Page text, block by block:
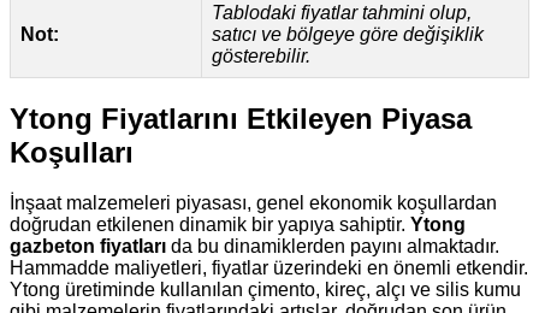
Not:
Tablodaki fiyatlar tahmini olup,
satıcı ve bölgeye göre değişiklik
gösterebilir.
Ytong Fiyatlarını Etkileyen Piyasa
Koşulları
İnşaat malzemeleri piyasası, genel ekonomik koşullardan
doğrudan etkilenen dinamik bir yapıya sahiptir. Ytong
gazbeton fiyatları da bu dinamiklerden payını almaktadır.
Hammadde maliyetleri, fiyatlar üzerindeki en önemli etkendir.
Ytong üretiminde kullanılan çimento, kireç, alçı ve silis kumu